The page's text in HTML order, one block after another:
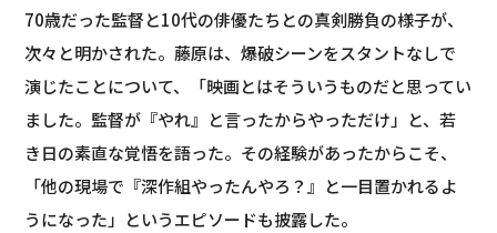
70歳だった監督と10代の俳優たちとの真剣勝負の様子が、
次々と明かされた。藤原は、爆破シーンをスタントなしで
演じたことについて、「映画とはそういうものだと思ってい
ました。監督が『やれ』と言ったからやっただけ」と、若
き日の素直な覚悟を語った。その経験があったからこそ、
「他の現場で『深作組やったんやろ？』と一目置かれるよ
うになった」というエピソードも披露した。